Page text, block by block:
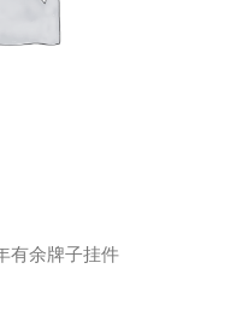
有余牌子挂件